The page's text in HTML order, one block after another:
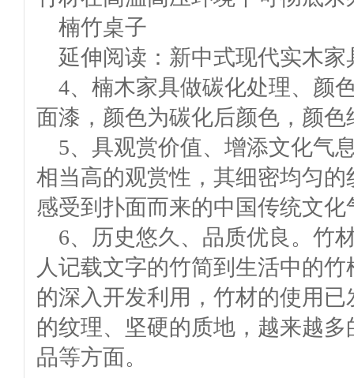
楠竹桌子
延伸阅读：新中式现代实木
4、楠木家具做碳化处理、颜
面漆，颜色为碳化后颜色，颜
5、具观赏价值、增添文化气
相当高的观赏性，其细密均匀
感受到扑面而来的中国传统文化
6、历史悠久、品质优良。竹
人记载文字的竹简到生活中的
的深入开发利用，竹材的使用
的纹理、坚硬的质地，越来越
品等方面。